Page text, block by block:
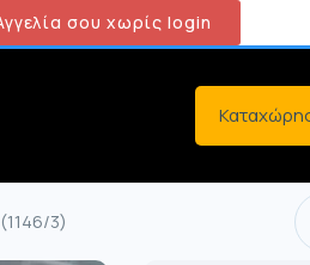
σου χωρίς login
3)